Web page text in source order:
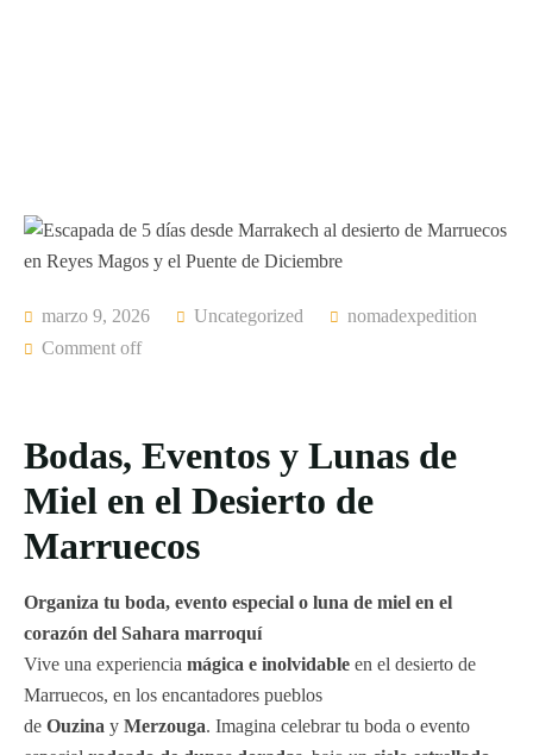
marzo 9, 2026 Uncategorized
nomadexpedition
Comment off
Bodas, Eventos y Lunas de
Miel en el Desierto de
Marruecos
Organiza tu boda, evento especial o luna de miel en el
corazón del Sahara marroquí
Vive una experiencia mágica e inolvidable en el desierto de
Marruecos, en los encantadores pueblos
de Ouzina y Merzouga. Imagina celebrar tu boda o evento